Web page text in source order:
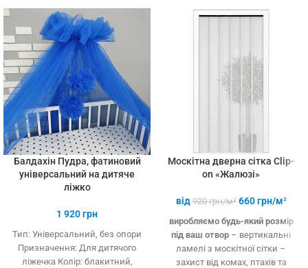
потрібний)
Балдахін Пудра, фатиновий
універсальний на дитяче
ліжко
1 920грн
Тип: Універсальний, без опори
Призначення: Для дитячого
ліжечка Колір: блакитний,
Москітна дверна сітка Clip-
on «Жалюзі»
від 920грн/м² 660грн/м²
виробляємо будь-який розмір
під ваш отвор – вертикальні
ламелі з москітної сітки –
захист від комах, птахів та